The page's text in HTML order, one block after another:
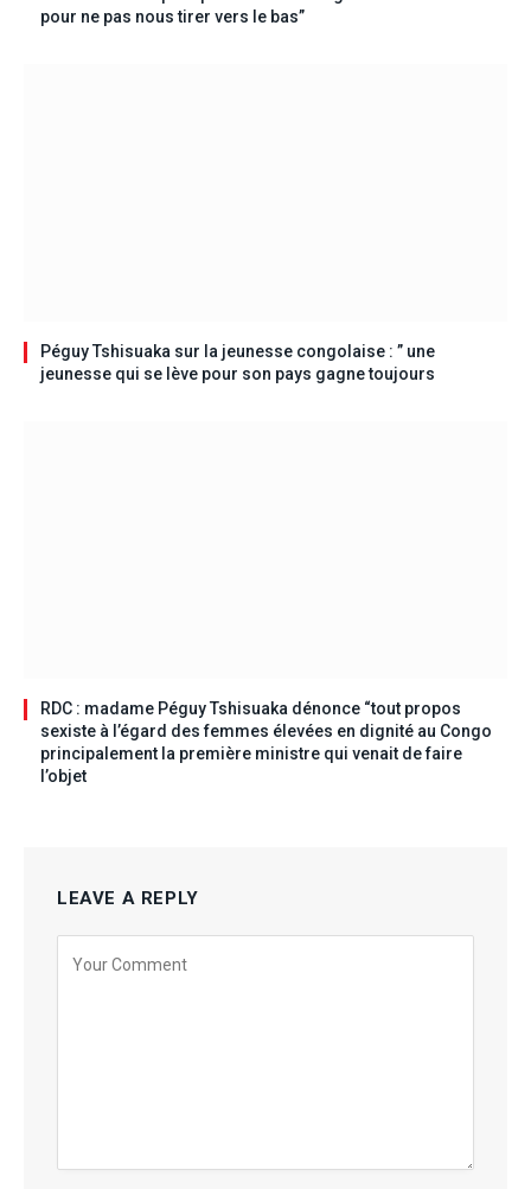
pour ne pas nous tirer vers le bas”
Péguy Tshisuaka sur la jeunesse congolaise : ” une
jeunesse qui se lève pour son pays gagne toujours
RDC : madame Péguy Tshisuaka dénonce “tout propos
sexiste à l’égard des femmes élevées en dignité au Congo
principalement la première ministre qui venait de faire
l’objet
LEAVE A REPLY